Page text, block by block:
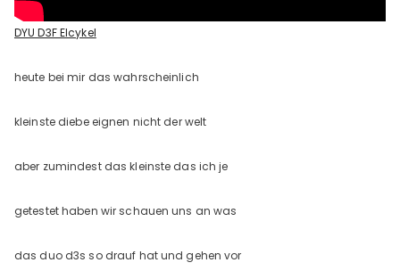
DYU D3F Elcykel
heute bei mir das wahrscheinlich
kleinste diebe eignen nicht der welt
aber zumindest das kleinste das ich je
getestet haben wir schauen uns an was
das duo d3s so drauf hat und gehen vor